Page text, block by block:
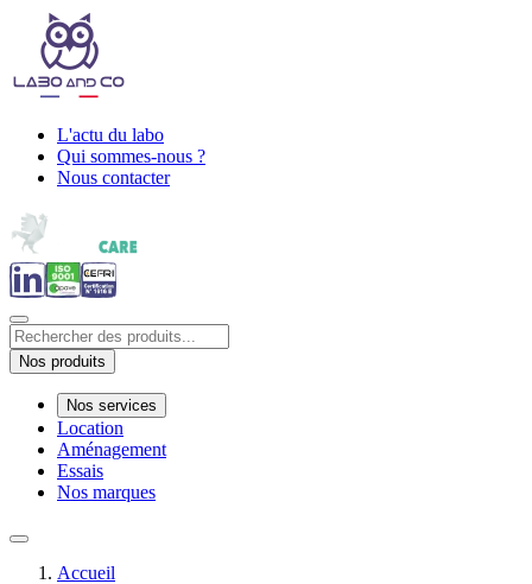
L'actu du labo
Qui sommes-nous ?
Nous contacter
Nos produits
Nos services
Location
Aménagement
Essais
Nos marques
Accueil